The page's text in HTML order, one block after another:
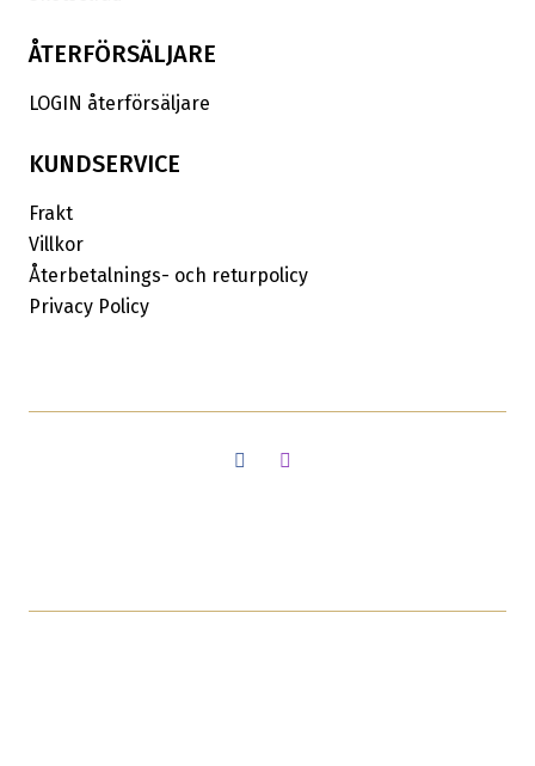
ÅTERFÖRSÄLJARE
LOGIN återförsäljare
KUNDSERVICE
Frakt
Villkor
Återbetalnings- och returpolicy
Privacy Policy
FacebookInstagram